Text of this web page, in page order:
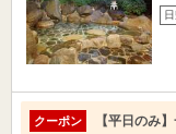
クーポン 【平日のみ